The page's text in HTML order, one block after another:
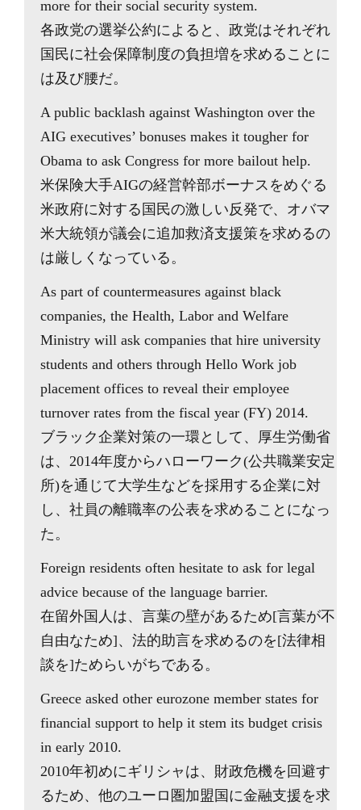
more for their social security system.
各政党の選挙公約によると、政党はそれぞれ
国民に社会保障制度の負担増を求めることに
は及び腰だ。
A public backlash against Washington over the
AIG executives’ bonuses makes it tougher for
Obama to ask Congress for more bailout help.
米保険大手AIGの経営幹部ボーナスをめぐる
米政府に対する国民の激しい反発で、オバマ
米大統領が議会に追加救済支援策を求めるの
は厳しくなっている。
As part of countermeasures against black
companies, the Health, Labor and Welfare
Ministry will ask companies that hire university
students and others through Hello Work job
placement offices to reveal their employee
turnover rates from the fiscal year (FY) 2014.
ブラック企業対策の一環として、厚生労働省
は、2014年度からハローワーク(公共職業安定
所)を通じて大学生などを採用する企業に対
し、社員の離職率の公表を求めることになっ
た。
Foreign residents often hesitate to ask for legal
advice because of the language barrier.
在留外国人は、言葉の壁があるため[言葉が不
自由なため]、法的助言を求めるのを[法律相
談を]ためらいがちである。
Greece asked other eurozone member states for
financial support to help it stem its budget crisis
in early 2010.
2010年初めにギリシャは、財政危機を回避す
るため、他のユーロ圏加盟国に金融支援を求